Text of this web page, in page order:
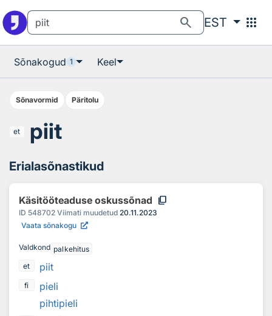
search EST apps
Sõnakogud 1 Keel
Sõnavormid Päritolu
et piit
Erialasõnastikud
Käsitööteaduse oskussõnad content_copy
ID 548702 Viimati muudetud 20.11.2023
Vaata sõnakogu
Valdkond palkehitus
et
piit
fi
pieli
pihtipieli